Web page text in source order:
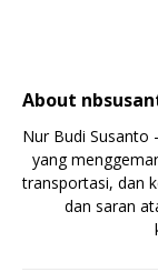
About
Nur Budi Susanto -
yang
transportasi, dan
dan saran